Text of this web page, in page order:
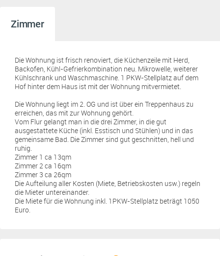
Zimmer
Die Wohnung ist frisch renoviert, die Küchenzeile mit Herd,
Backofen, Kühl-Gefrierkombination neu. Mikrowelle, weiterer
Kühlschrank und Waschmaschine. 1 PKW-Stellplatz auf dem
Hof hinter dem Haus ist mit der Wohnung mitvermietet.
Die Wohnung liegt im 2. OG und ist über ein Treppenhaus zu
erreichen, das mit zur Wohnung gehört.
Vom Flur gelangt man in die drei Zimmer, in die gut
ausgestattete Küche (inkl. Esstisch und Stühlen) und in das
gemeinsame Bad. Die Zimmer sind gut geschnitten, hell und
ruhig.
Zimmer 1 ca 13qm
Zimmer 2 ca 16qm
Zimmer 3 ca 26qm
Die Aufteilung aller Kosten (Miete, Betriebskosten usw.) regeln
die Mieter untereinander.
Die Miete für die Wohnung inkl. 1PKW-Stellplatz beträgt 1050
Euro.